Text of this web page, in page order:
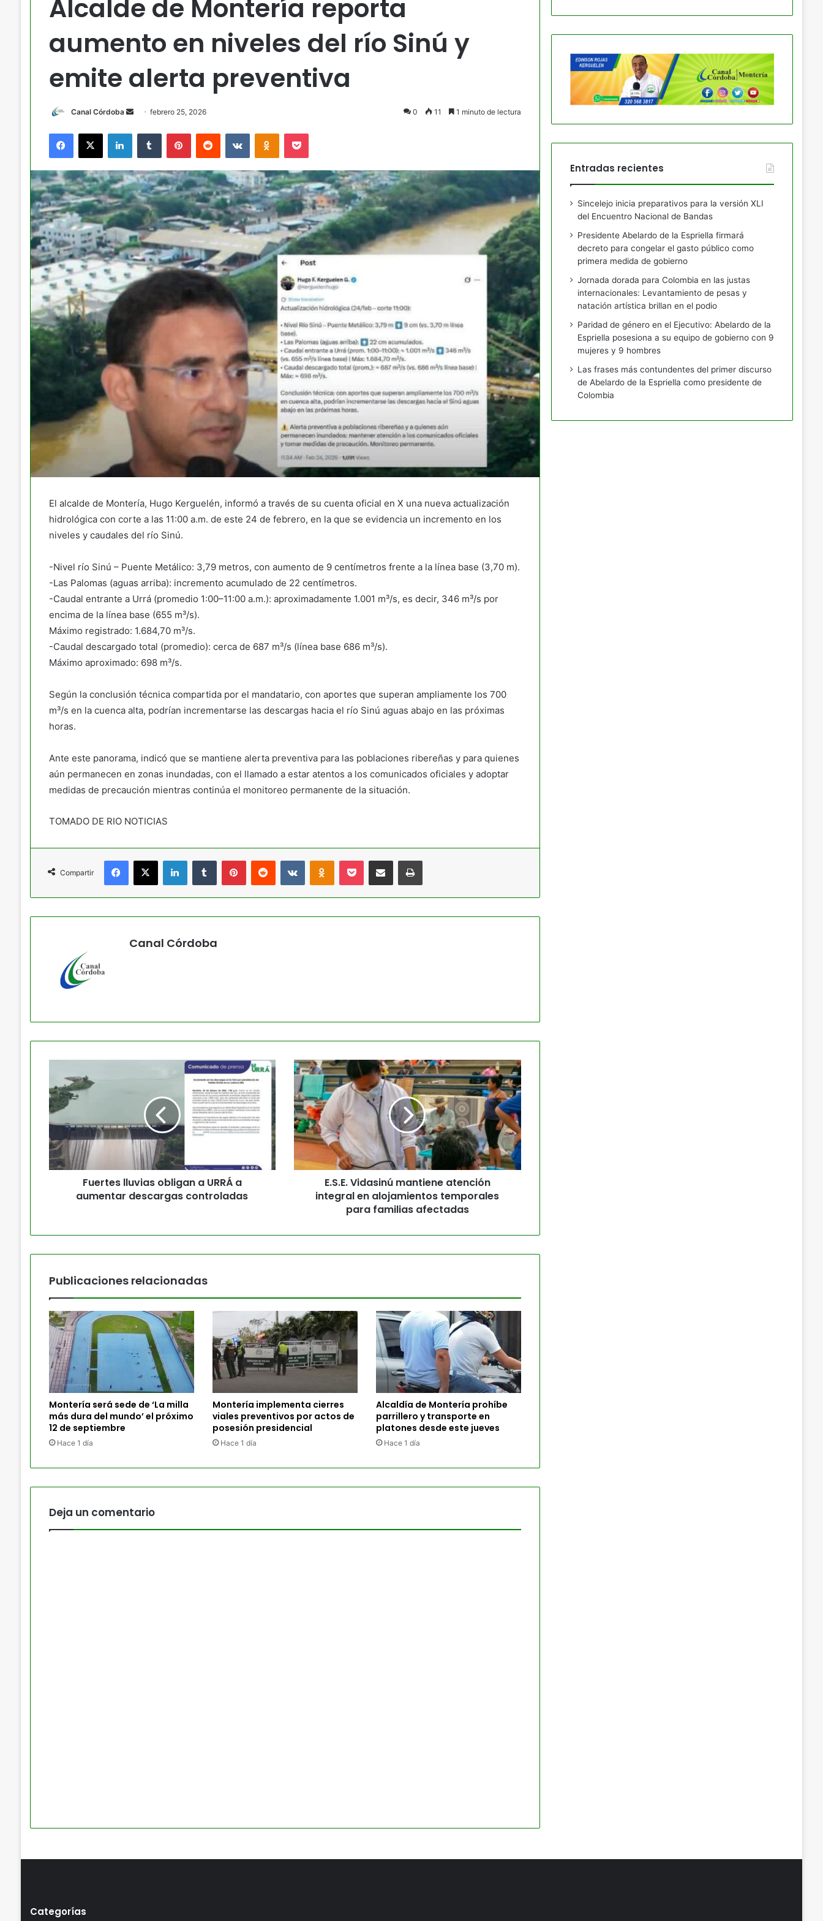
Alcalde de Montería reporta
aumento en niveles del río Sinú y
emite alerta preventiva
Canal Córdoba
Send
email
febrero 25, 2026 0 11 1 minuto de lectura
Facebook
X LinkedInTumblr PinterestReddit VKontakteOdnoklassniki
Pocket
El alcalde de Montería, Hugo Kerguelén, informó a través de su cuenta oficial en X una nueva actualización
hidrológica con corte a las 11:00 a.m. de este 24 de febrero, en la que se evidencia un incremento en los
niveles y caudales del río Sinú.
-Nivel río Sinú – Puente Metálico: 3,79 metros, con aumento de 9 centímetros frente a la línea base (3,70 m).
-Las Palomas (aguas arriba): incremento acumulado de 22 centímetros.
-Caudal entrante a Urrá (promedio 1:00–11:00 a.m.): aproximadamente 1.001 m³/s, es decir, 346 m³/s por
encima de la línea base (655 m³/s).
Máximo registrado: 1.684,70 m³/s.
-Caudal descargado total (promedio): cerca de 687 m³/s (línea base 686 m³/s).
Máximo aproximado: 698 m³/s.
Según la conclusión técnica compartida por el mandatario, con aportes que superan ampliamente los 700
m³/s en la cuenca alta, podrían incrementarse las descargas hacia el río Sinú aguas abajo en las próximas
horas.
Ante este panorama, indicó que se mantiene alerta preventiva para las poblaciones ribereñas y para quienes
aún permanecen en zonas inundadas, con el llamado a estar atentos a los comunicados oficiales y adoptar
medidas de precaución mientras continúa el monitoreo permanente de la situación.
TOMADO DE RIO NOTICIAS
Compartir
Facebook
X LinkedInTumblr PinterestReddit VKontakteOdnoklassniki
Pocket Compartir por correo electrónicoImprimir
Canal Córdoba
Fuertes lluvias obligan a URRÁ a
aumentar descargas controladas
E.S.E. Vidasinú mantiene atención
integral en alojamientos temporales
para familias afectadas
Publicaciones relacionadas
Montería será sede de ‘La milla
más dura del mundo’ el próximo
12 de septiembre
Hace 1 día
Montería implementa cierres
viales preventivos por actos de
posesión presidencial
Hace 1 día
Alcaldía de Montería prohíbe
parrillero y transporte en
platones desde este jueves
Hace 1 día
Deja un comentario
Entradas recientes
Sincelejo inicia preparativos para la versión XLI
del Encuentro Nacional de Bandas
Presidente Abelardo de la Espriella firmará
decreto para congelar el gasto público como
primera medida de gobierno
Jornada dorada para Colombia en las justas
internacionales: Levantamiento de pesas y
natación artística brillan en el podio
Paridad de género en el Ejecutivo: Abelardo de la
Espriella posesiona a su equipo de gobierno con 9
mujeres y 9 hombres
Las frases más contundentes del primer discurso
de Abelardo de la Espriella como presidente de
Colombia
Categorías